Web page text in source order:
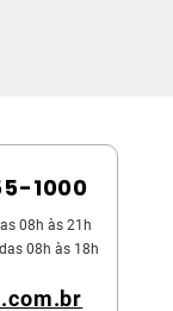
1000
08h às 21h
08h às 18h